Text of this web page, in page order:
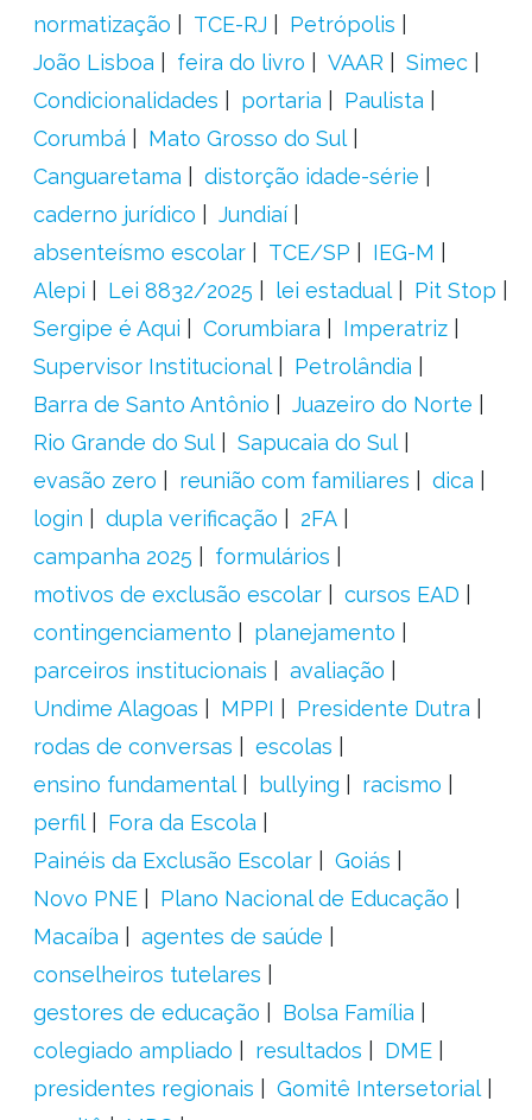
normatização
TCE-RJ
Petrópolis
João Lisboa
feira do livro VAAR
Simec
Condicionalidades
portaria
Paulista
Corumbá
Mato Grosso do Sul
Canguaretama
distorção idade-série
caderno jurídico
Jundiaí
absenteísmo escolar
TCE/SP
IEG-M
Alepi
Lei 8832/2025 lei estadual
Pit Stop
Sergipe é Aqui
Corumbiara
Imperatriz
Supervisor Institucional
Petrolândia
Barra de Santo Antônio
Juazeiro do Norte
Rio Grande do Sul
Sapucaia do Sul
evasão zero
reunião com familiares
dica
login
dupla verificação
2FA
campanha 2025
formulários
motivos de exclusão escolar
cursos EAD
contingenciamento
planejamento
parceiros institucionais
avaliação
Undime Alagoas
MPPI
Presidente Dutra
rodas de conversas
escolas
ensino fundamental
bullying
racismo
perfil
Fora da Escola
Painéis da Exclusão Escolar
Goiás
Novo PNE
Plano Nacional de Educação
Macaíba
agentes de saúde
conselheiros tutelares
gestores de educação
Bolsa Família
colegiado ampliado
resultados
DME
presidentes regionais
Gomitê Intersetorial